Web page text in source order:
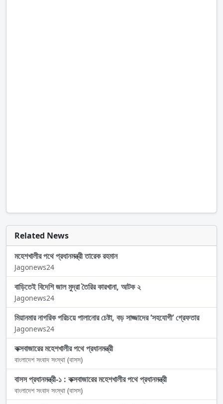
Related News
মহেশখালীর পথে প্রধানমন্ত্রী তারেক রহমান
Jagonews24
বাড়িতেই বিদেশি জাল মুদ্রা তৈরির কারখানা, আটক ২
Jagonews24
মিয়ানমার নাগরিক পরিচয়ে পালানোর চেষ্টা, বড় সাজ্জাদের ‘সহযোগী’ গ্রেফতার
Jagonews24
কক্সবাজারের মহেশখালীর পথে প্রধানমন্ত্রী
বাংলাদেশ সংবাদ সংস্থা (বাসস)
বাসস প্রধানমন্ত্রী-১ : কক্সবাজারের মহেশখালীর পথে প্রধানমন্ত্রী
বাংলাদেশ সংবাদ সংস্থা (বাসস)